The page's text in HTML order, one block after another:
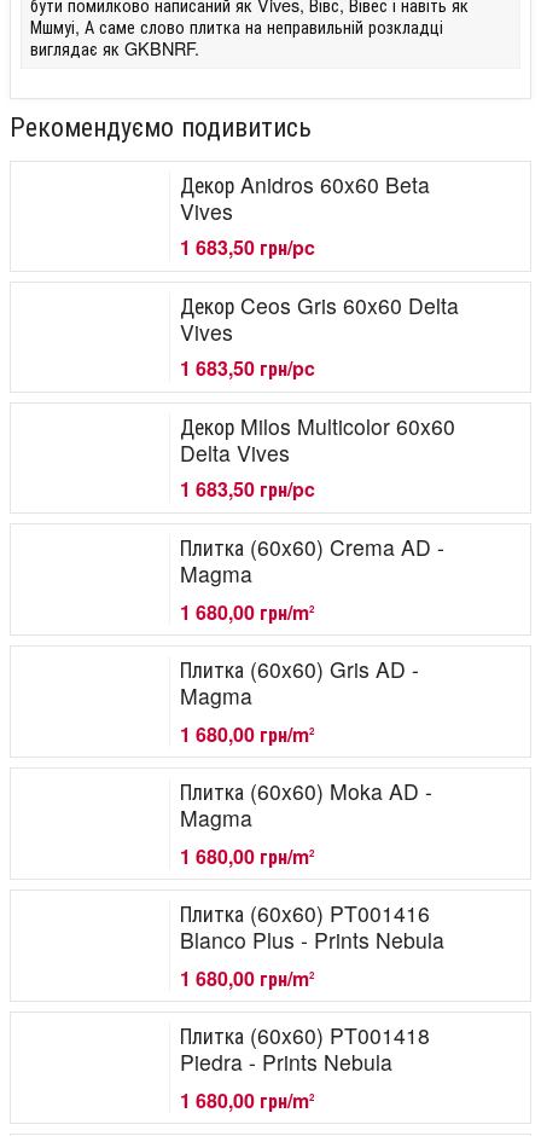
Мшмуі, А саме слово плитка на неправильній розкладці
виглядає як GKBNRF.
Рекомендуємо подивитись
Декор Anidros 60x60 Beta
Vives
1 683,50 грн/pc
Декор Ceos Gris 60x60 Delta
Vives
1 683,50 грн/pc
Декор Milos Multicolor 60x60
Delta Vives
1 683,50 грн/pc
Плитка (60x60) Crema AD -
Magma
1 680,00 грн/m2
Плитка (60x60) Gris AD -
Magma
1 680,00 грн/m2
Плитка (60x60) Moka AD -
Magma
1 680,00 грн/m2
Плитка (60x60) PT001416
Blanco Plus - Prints Nebula
1 680,00 грн/m2
Плитка (60x60) PT001418
Piedra - Prints Nebula
1 680,00 грн/m2